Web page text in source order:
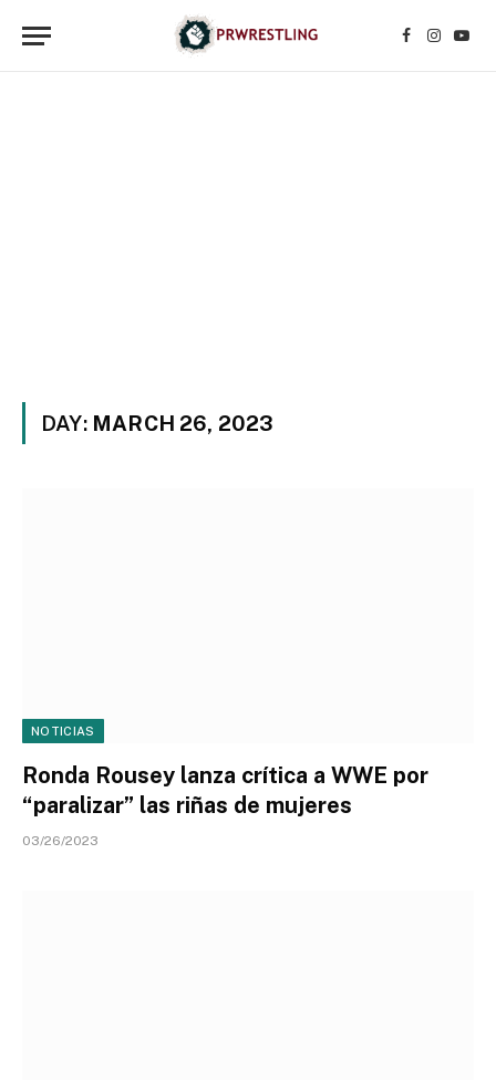
Facebook
DAY: MARCH 26, 2023
NOTICIAS
Ronda Rousey lanza crítica a WWE por
“paralizar” las riñas de mujeres
03/26/2023